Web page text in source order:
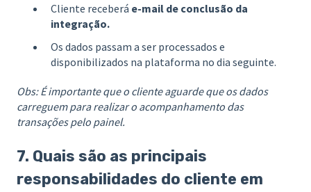
Cliente receberá e-mail de conclusão da
integração.
Os dados passam a ser processados e
disponibilizados na plataforma no dia seguinte.
Obs: É importante que o cliente aguarde que os dados
carreguem para realizar o acompanhamento das
transações pelo painel.
7. Quais são as principais
responsabilidades do cliente em